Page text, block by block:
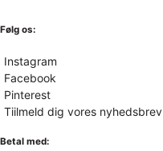
Følg os:
Instagram
Facebook
Pinterest
Tiilmeld dig vores nyhedsbrev
Betal med: